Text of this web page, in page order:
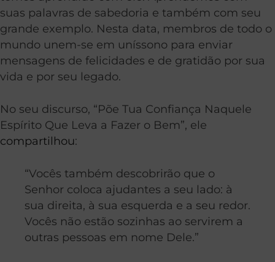
suas palavras de sabedoria e também com seu
grande exemplo. Nesta data, membros de todo o
mundo unem-se em uníssono para enviar
mensagens de felicidades e de gratidão por sua
vida e por seu legado.
No seu discurso, “Põe Tua Confiança Naquele
Espírito Que Leva a Fazer o Bem”, ele
compartilhou:
“Vocês também descobrirão que o
Senhor coloca ajudantes a seu lado: à
sua direita, à sua esquerda e a seu redor.
Vocês não estão sozinhas ao servirem a
outras pessoas em nome Dele.”